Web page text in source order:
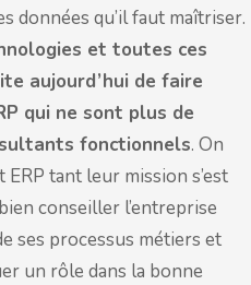
données qu’il faut maîtriser.
et toutes ces
aujourd’hui de faire
qui ne sont plus de
fonctionnels. On
ERP tant leur mission s’est
conseiller l’entreprise
ses processus métiers et
un rôle dans la bonne